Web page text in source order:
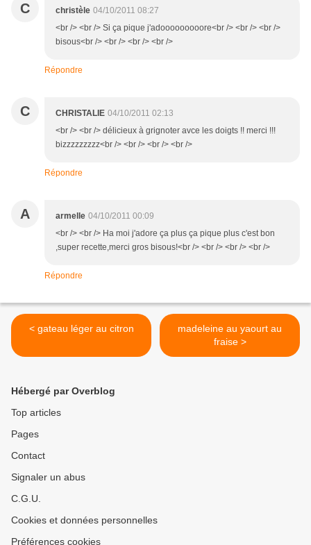
C christèle 04/10/2011 08:27
<br /> <br /> Si ça pique j'adooooooooore<br /> <br /> <br />
bisous<br /> <br /> <br /> <br />
Répondre
C CHRISTALIE 04/10/2011 02:13
<br /> <br /> délicieux à grignoter avce les doigts !! merci !!!
bizzzzzzzzz<br /> <br /> <br /> <br />
Répondre
A armelle 04/10/2011 00:09
<br /> <br /> Ha moi j'adore ça plus ça pique plus c'est bon
,super recette,merci gros bisous!<br /> <br /> <br /> <br />
Répondre
< gateau léger au citron
madeleine au yaourt au
fraise >
Hébergé par Overblog
Top articles
Pages
Contact
Signaler un abus
C.G.U.
Cookies et données personnelles
Préférences cookies